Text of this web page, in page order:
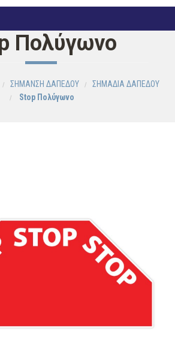
Πολύγωνο
ΣΗΜΑΝΣΗ ΔΑΠΕΔΟΥ
ΣΗΜΑΔΙΑ ΔΑΠΕΔΟΥ
Stop Πολύγωνο